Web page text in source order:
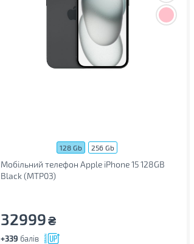
128 Gb 256 Gb
Мобільний телефон Apple iPhone 15 128GB
Black (MTP03)
32999₴
+339 балів